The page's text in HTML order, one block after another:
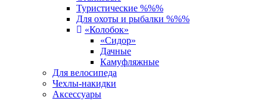
Туристические %%%
Для охоты и рыбалки %%%
«Колобок»
«Сидор»
Дачные
Камуфляжные
Для велосипеда
Чехлы-накидки
Аксессуары